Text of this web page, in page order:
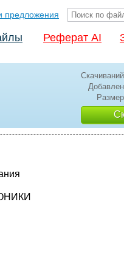
предложения
Реферат AI